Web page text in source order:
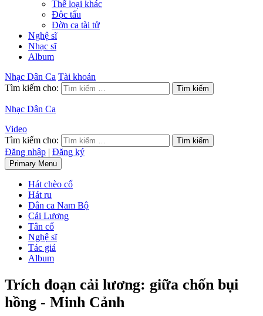
Thể loại khác
Độc tấu
Đờn ca tài tử
Nghệ sĩ
Nhạc sĩ
Album
Nhạc Dân Ca Tài khoản
Tìm kiếm cho:
Nhạc Dân Ca
Video
Tìm kiếm cho:
Đăng nhập | Đăng ký
Primary Menu
Hát chèo cổ
Hát ru
Dân ca Nam Bộ
Cải Lương
Tân cổ
Nghệ sĩ
Tác giả
Album
Trích đoạn cải lương: giữa chốn bụi
hồng - Minh Cảnh